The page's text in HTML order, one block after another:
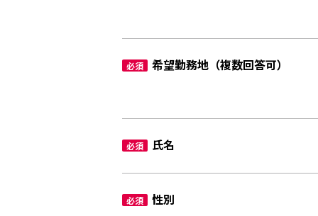
必須 希望勤務地（複数回答可）
必須 氏名
必須 性別